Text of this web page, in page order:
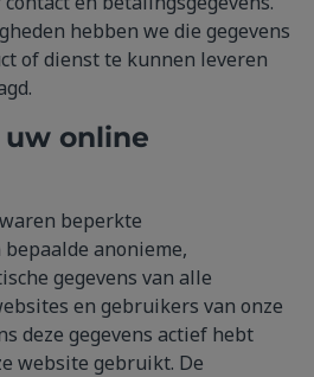
hebben we die gegevens
of dienst te kunnen leveren
uw online
beperkte
anonieme,
gegevens van alle
en gebruikers van onze
deze gegevens actief hebt
website gebruikt. De